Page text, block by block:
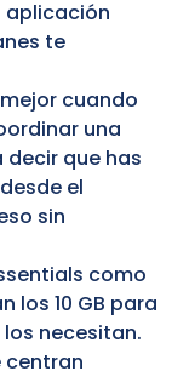
aplicación
te
cuando
una
decir que has
el
sin
como
los 10 GB para
necesitan.
centran